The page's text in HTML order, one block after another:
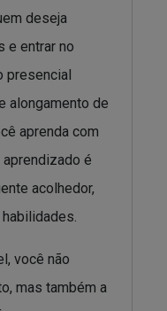
deseja
e entrar no
presencial
alongamento de
aprenda com
é
acolhedor,
você não
mas também a